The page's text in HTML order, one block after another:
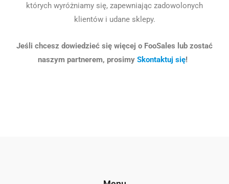
których wyróżniamy się, zapewniając zadowolonych
klientów i udane sklepy.
Jeśli chcesz dowiedzieć się więcej o FooSales lub zostać
naszym partnerem, prosimy Skontaktuj się!